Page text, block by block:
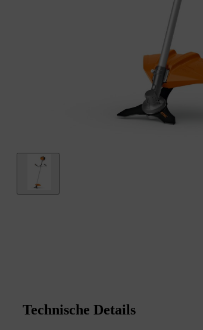
Technische Details